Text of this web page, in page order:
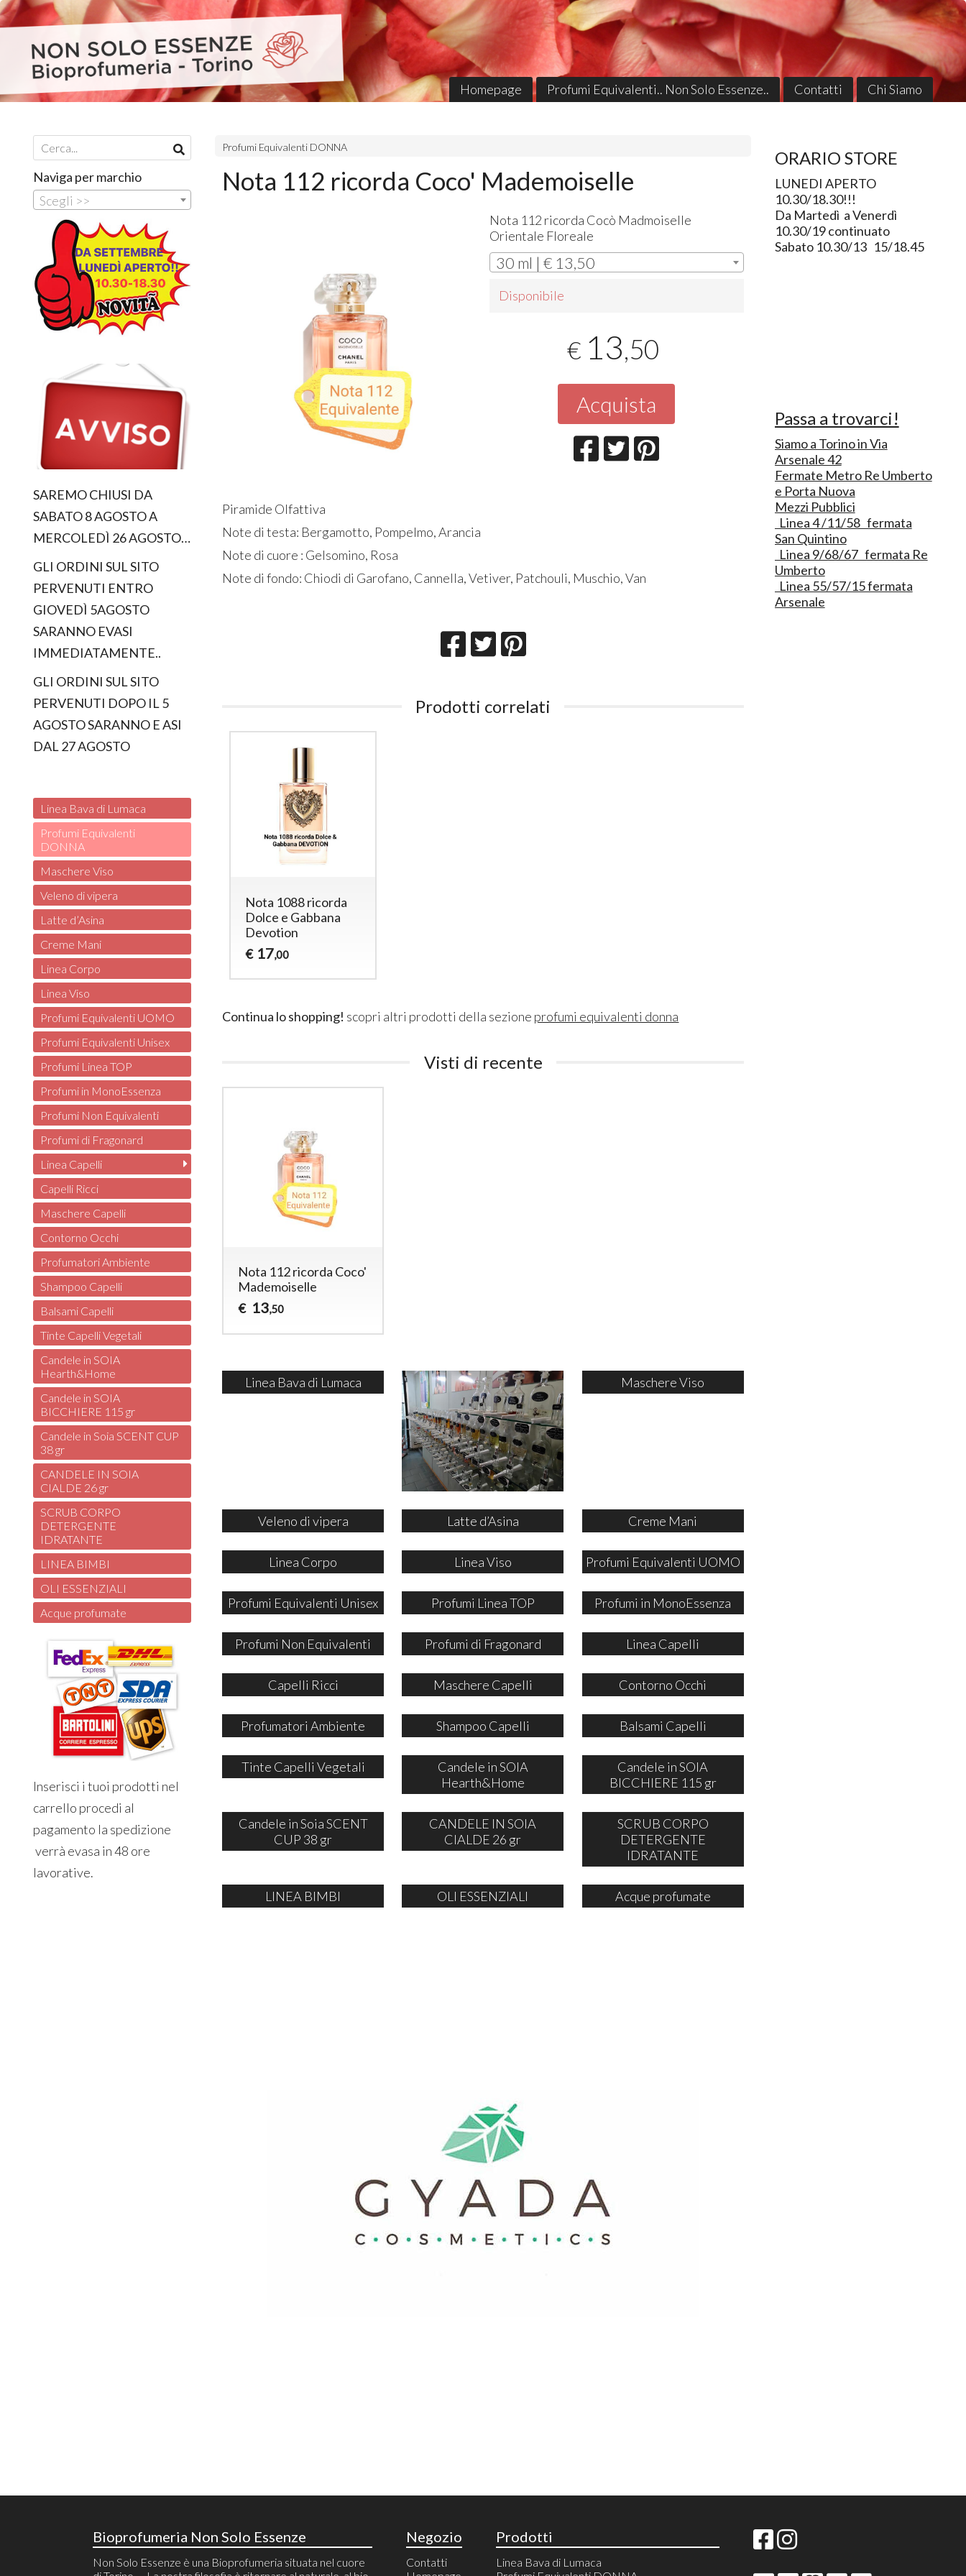
Homepage Profumi Equivalenti.. Non Solo Essenze.. Contatti Chi Siamo
Profumi Equivalenti DONNA
Nota 112 ricorda Coco' Mademoiselle
Nota 112 ricorda Cocò Madmoiselle
Orientale Floreale
30 ml | € 13,50
Disponibile
€ 13,50
Acquista
Piramide Olfattiva
Note di testa: Bergamotto, Pompelmo, Arancia
Note di cuore : Gelsomino, Rosa
Note di fondo: Chiodi di Garofano, Cannella, Vetiver, Patchouli, Muschio, Van
Prodotti correlati
Nota 1088 ricorda
Dolce e Gabbana
Devotion
€ 17,00
Continua lo shopping! scopri altri prodotti della sezione profumi equivalenti donna
Visti di recente
Nota 112 ricorda Coco'
Mademoiselle
€ 13,50
Linea Bava di Lumaca Maschere Viso
Veleno di vipera Latte d’Asina Creme Mani
Linea Corpo Linea Viso Profumi Equivalenti UOMO
Profumi Equivalenti Unisex Profumi Linea TOP Profumi in MonoEssenza
Profumi Non Equivalenti Profumi di Fragonard Linea Capelli
Capelli Ricci Maschere Capelli Contorno Occhi
Profumatori Ambiente Shampoo Capelli Balsami Capelli
Tinte Capelli Vegetali
Candele in SOIA
Hearth&Home
Candele in SOIA
BICCHIERE 115 gr
Candele in Soia SCENT
CUP 38 gr
CANDELE IN SOIA
CIALDE 26 gr
SCRUB CORPO
DETERGENTE
IDRATANTE
LINEA BIMBI OLI ESSENZIALI Acque profumate
Naviga per marchio
Scegli >>
SAREMO CHIUSI DA
SABATO 8 AGOSTO A
MERCOLEDÌ 26 AGOSTO…
GLI ORDINI SUL SITO
PERVENUTI ENTRO
GIOVEDÌ 5AGOSTO
SARANNO EVASI
IMMEDIATAMENTE..
GLI ORDINI SUL SITO
PERVENUTI DOPO IL 5
AGOSTO SARANNO E ASI
DAL 27 AGOSTO
Linea Bava di Lumaca
Profumi Equivalenti
DONNA
Maschere Viso
Veleno di vipera
Latte d’Asina
Creme Mani
Linea Corpo
Linea Viso
Profumi Equivalenti UOMO
Profumi Equivalenti Unisex
Profumi Linea TOP
Profumi in MonoEssenza
Profumi Non Equivalenti
Profumi di Fragonard
Linea Capelli
Capelli Ricci
Maschere Capelli
Contorno Occhi
Profumatori Ambiente
Shampoo Capelli
Balsami Capelli
Tinte Capelli Vegetali
Candele in SOIA
Hearth&Home
Candele in SOIA
BICCHIERE 115 gr
Candele in Soia SCENT CUP
38 gr
CANDELE IN SOIA
CIALDE 26 gr
SCRUB CORPO
DETERGENTE
IDRATANTE
LINEA BIMBI
OLI ESSENZIALI
Acque profumate
Inserisci i tuoi prodotti nel
carrello procedi al
pagamento la spedizione
verrà evasa in 48 ore
lavorative.
ORARIO STORE
LUNEDI APERTO
10.30/18.30!!!
Da Martedì a Venerdì
10.30/19 continuato
Sabato 10.30/13 15/18.45
Passa a trovarci!
Siamo a Torino in Via
Arsenale 42
Fermate Metro Re Umberto
e Porta Nuova
Mezzi Pubblici
Linea 4 /11/58 fermata
San Quintino
Linea 9/68/67 fermata Re
Umberto
Linea 55/57/15 fermata
Arsenale
Bioprofumeria Non Solo Essenze
Non Solo Essenze è una Bioprofumeria situata nel cuore
Negozio
Contatti
Prodotti
Linea Bava di Lumaca